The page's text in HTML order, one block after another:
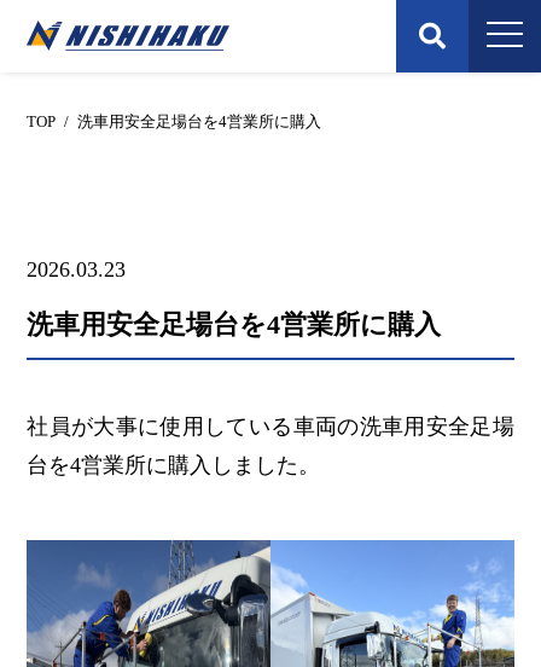
Skip
TOP / 洗車用安全足場台を4営業所に購入
2026.03.23
洗車用安全足場台を4営業所に購入
社員が大事に使用している車両の洗車用安全足場
台を4営業所に購入しました。